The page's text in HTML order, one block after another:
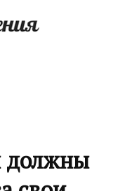
должны